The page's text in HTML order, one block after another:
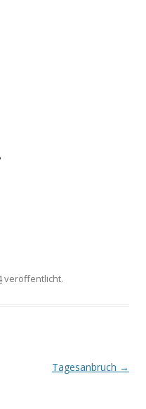
veröffentlicht.
Tagesanbruch →